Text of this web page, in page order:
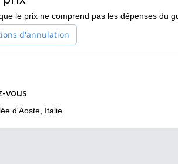
3 jours du Grand Saint Bernard
le prix ne comprend pas les dépenses du
d'annulation
vous
d'Aoste, Italie